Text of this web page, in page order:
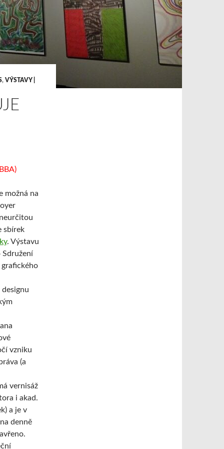
, VÝSTAVY |
možná na
sbírek
. Výstavu
vzniku
(a
vernisáž
i akad.
a je v
denně